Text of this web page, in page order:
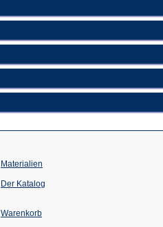
Materialien
Der Katalog
Warenkorb